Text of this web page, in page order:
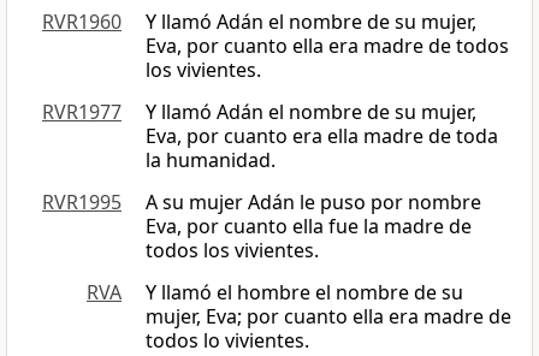
RVR1960
Y llamó Adán el nombre de su mujer,
Eva, por cuanto ella era madre de todos
los vivientes.
RVR1977
Y llamó Adán el nombre de su mujer,
Eva, por cuanto era ella madre de toda
la humanidad.
RVR1995
A su mujer Adán le puso por nombre
Eva, por cuanto ella fue la madre de
todos los vivientes.
RVA
Y llamó el hombre el nombre de su
mujer, Eva; por cuanto ella era madre de
todos lo vivientes.